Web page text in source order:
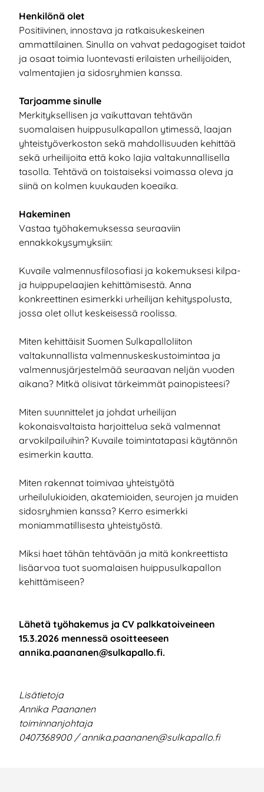
Henkilönä olet
Positiivinen, innostava ja ratkaisukeskeinen
ammattilainen. Sinulla on vahvat pedagogiset taidot
ja osaat toimia luontevasti erilaisten urheilijoiden,
valmentajien ja sidosryhmien kanssa.
Tarjoamme sinulle
Merkityksellisen ja vaikuttavan tehtävän
suomalaisen huippusulkapallon ytimessä, laajan
yhteistyöverkoston sekä mahdollisuuden kehittää
sekä urheilijoita että koko lajia valtakunnallisella
tasolla. Tehtävä on toistaiseksi voimassa oleva ja
siinä on kolmen kuukauden koeaika.
Hakeminen
Vastaa työhakemuksessa seuraaviin
ennakkokysymyksiin:
Kuvaile valmennusfilosofiasi ja kokemuksesi kilpa-
ja huippupelaajien kehittämisestä. Anna
konkreettinen esimerkki urheilijan kehityspolusta,
jossa olet ollut keskeisessä roolissa.
Miten kehittäisit Suomen Sulkapalloliiton
valtakunnallista valmennuskeskustoimintaa ja
valmennusjärjestelmää seuraavan neljän vuoden
aikana? Mitkä olisivat tärkeimmät painopisteesi?
Miten suunnittelet ja johdat urheilijan
kokonaisvaltaista harjoittelua sekä valmennat
arvokilpailuihin? Kuvaile toimintatapasi käytännön
esimerkin kautta.
Miten rakennat toimivaa yhteistyötä
urheilulukioiden, akatemioiden, seurojen ja muiden
sidosryhmien kanssa? Kerro esimerkki
moniammatillisesta yhteistyöstä.
Miksi haet tähän tehtävään ja mitä konkreettista
lisäarvoa tuot suomalaisen huippusulkapallon
kehittämiseen?
Lähetä työhakemus ja CV palkkatoiveineen
15.3.2026 mennessä osoitteeseen
annika.paananen@sulkapallo.fi.
Lisätietoja
Annika Paananen
toiminnanjohtaja
0407368900 / annika.paananen@sulkapallo.fi